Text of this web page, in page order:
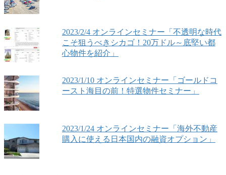
2023/2/4 オンラインセミナー「不透明な時代
こそ狙うべきシカゴ！20万ドル～底堅い都
心物件を紹介」
2023/1/10 オンラインセミナー「ゴールドコ
ースト海目の前！特選物件セミナー」
2023/1/24 オンラインセミナー「海外不動産
購入に使える日本国内の融資オプション」